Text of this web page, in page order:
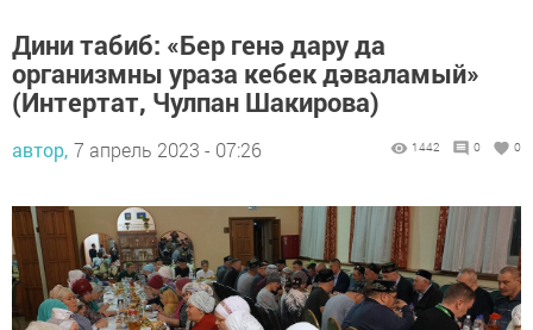
Дини табиб: «Бер генә дару да
организмны ураза кебек дәваламый»
(Интертат, Чулпан Шакирова)
автор, 7 апрель 2023 - 07:26 1442 0 0